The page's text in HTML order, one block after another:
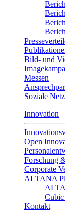
Bild- und
Messen
Soziale
Innovation
Open
Forschung
Corporate
ALTANA
Kontakt